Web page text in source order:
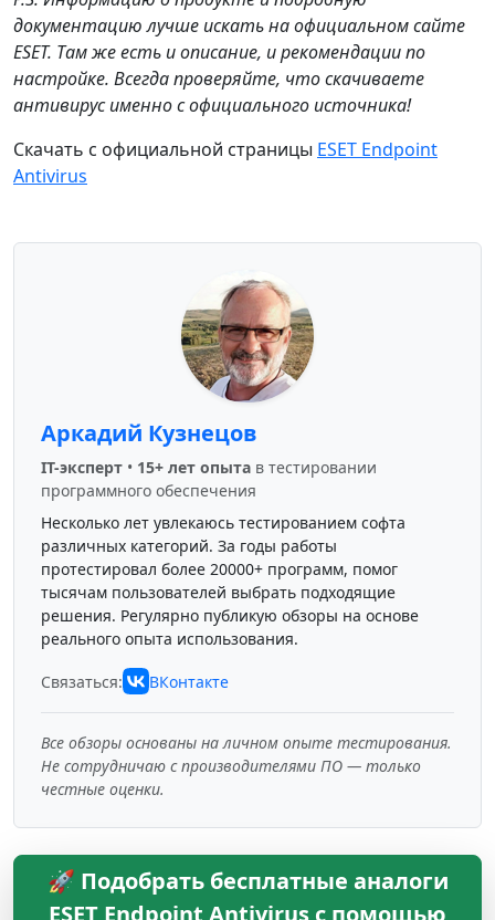
документацию лучше искать на официальном сайте
ESET. Там же есть и описание, и рекомендации по
настройке. Всегда проверяйте, что скачиваете
антивирус именно с официального источника!
Скачать с официальной страницы ESET Endpoint
Antivirus
Аркадий Кузнецов
IT-эксперт • 15+ лет опыта в тестировании
программного обеспечения
Несколько лет увлекаюсь тестированием софта
различных категорий. За годы работы
протестировал более 20000+ программ, помог
тысячам пользователей выбрать подходящие
решения. Регулярно публикую обзоры на основе
реального опыта использования.
Связаться: ВКонтакте
Все обзоры основаны на личном опыте тестирования.
Не сотрудничаю с производителями ПО — только
честные оценки.
🚀 Подобрать бесплатные аналоги
ESET Endpoint Antivirus с помощью